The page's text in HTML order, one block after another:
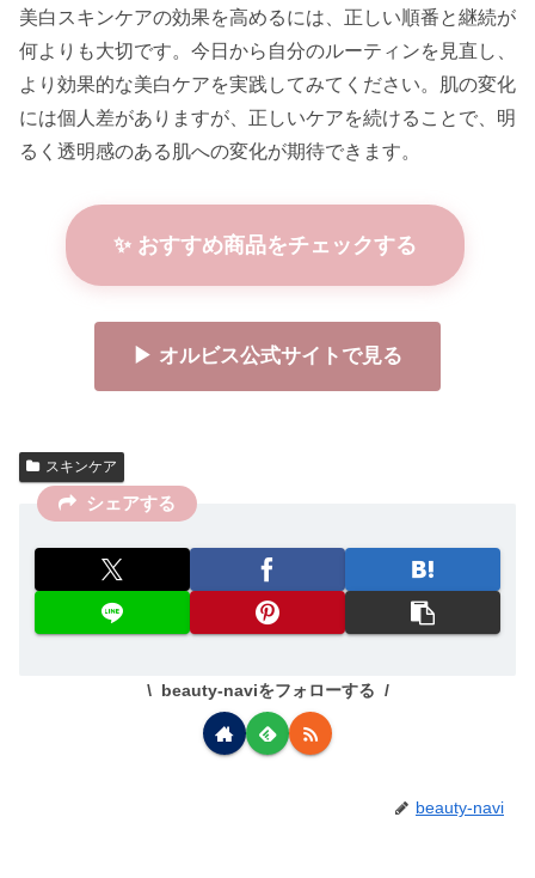
美白スキンケアの効果を高めるには、正しい順番と継続が
何よりも大切です。今日から自分のルーティンを見直し、
より効果的な美白ケアを実践してみてください。肌の変化
には個人差がありますが、正しいケアを続けることで、明
るく透明感のある肌への変化が期待できます。
✨ おすすめ商品をチェックする
▶ オルビス公式サイトで見る
スキンケア
シェアする
beauty-naviをフォローする
beauty-navi